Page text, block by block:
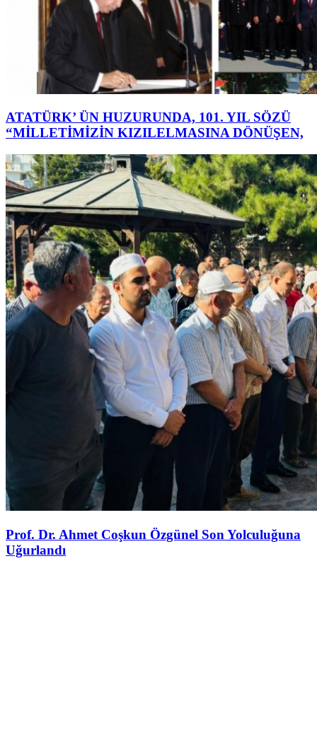
ATATÜRK’ ÜN HUZURUNDA, 101. YIL SÖZÜ
“MİLLETİMİZİN KIZILELMASINA DÖNÜŞEN,
Prof. Dr. Ahmet Coşkun Özgünel Son Yolculuğuna
Uğurlandı